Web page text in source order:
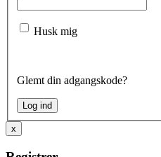
Husk mig
Glemt din adgangskode?
x